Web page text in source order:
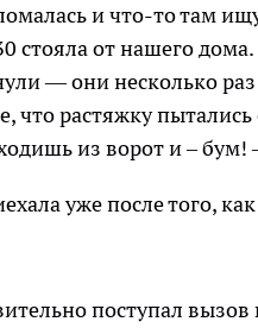
и что-то там
стояла от нашего
— они несколько
растяжку пытались
из ворот и –
уже после того,
поступал